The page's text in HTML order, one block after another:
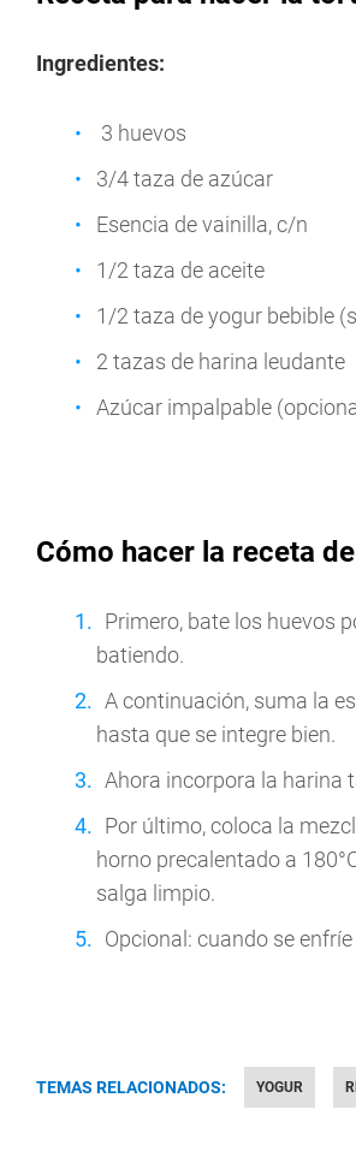
Ingredientes:
3 huevos
3/4 taza de azúcar
Esencia de vainilla, c/n
1/2 taza de aceite
1/2 taza de yogur bebible
2 tazas de harina leudante
Azúcar impalpable
Cómo hacer la receta
Primero, bate los huevos
batiendo.
A continuación, suma la
hasta que se integre bien.
Ahora incorpora la harina
Por último, coloca la
horno precalentado a
salga limpio.
Opcional: cuando se enfríe
TEMAS RELACIONADOS: YOGUR